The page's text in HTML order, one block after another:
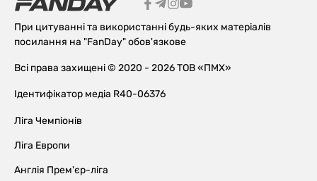
При цитуванні та використанні будь-яких матеріалів
посилання на "FanDay" обов'язкове
Всі права захищені © 2020 - 2026 ТОВ «ПМХ»
Ідентифікатор медіа R40-06376
Ліга Чемпіонів
Ліга Европи
Англія Прем'єр-ліга